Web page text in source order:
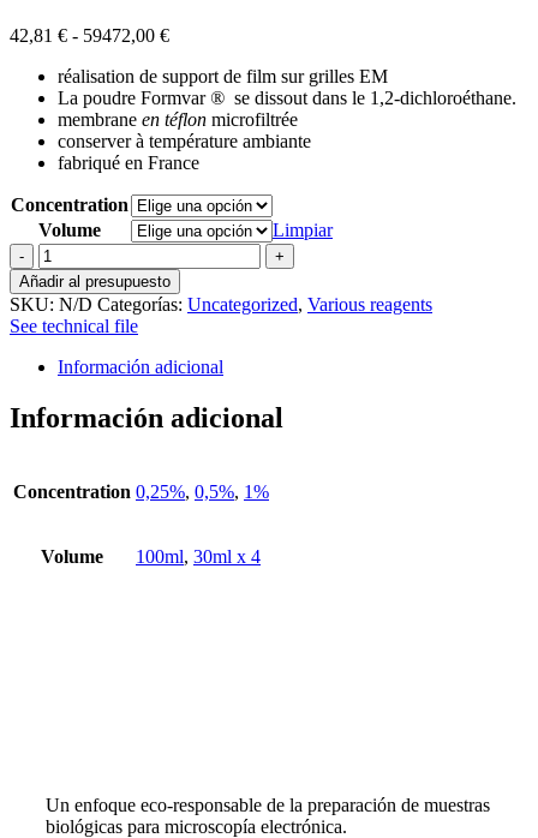
42,81 € - 59472,00 €Rango
precios:
desde
42,81 €
hasta
59472,00 €
réalisation de support de film sur grilles EM
La poudre Formvar ® se dissout dans le 1,2-dichloroéthane.
membrane en téflon microfiltrée
conserver à température ambiante
fabriqué en France
Concentration
Volume
Limpiar
Formvar
solution
cantidad
Añadir al presupuesto
SKU: N/D Categorías: Uncategorized, Various reagents
See technical file
Información adicional
Información adicional
Concentration 0,25%, 0,5%, 1%
Volume 100ml, 30ml x 4
Un enfoque eco-responsable de la preparación de muestras
biológicas para microscopía electrónica.